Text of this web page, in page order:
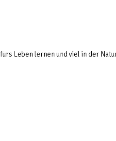
Leben lernen und viel in der